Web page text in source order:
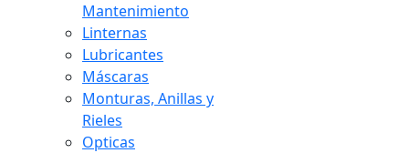
Mantenimiento
Linternas
Lubricantes
Máscaras
Monturas, Anillas y
Rieles
Opticas